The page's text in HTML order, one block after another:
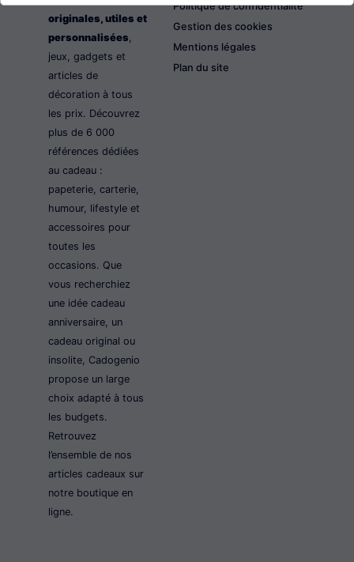
originales, utiles et
personnalisées,
jeux, gadgets et
articles de
décoration à tous
les prix. Découvrez
plus de 6 000
références dédiées
au cadeau :
papeterie, carterie,
humour, lifestyle et
accessoires pour
toutes les
occasions. Que
vous recherchiez
une idée cadeau
anniversaire, un
cadeau original ou
insolite, Cadogenio
propose un large
choix adapté à tous
les budgets.
Retrouvez
l’ensemble de nos
articles cadeaux sur
notre boutique en
ligne.
Politique de confidentialité
Gestion des cookies
Mentions légales
Plan du site